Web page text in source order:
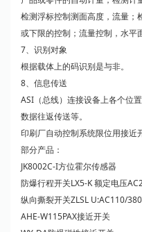
检测浮标控制测面高度，流量；
或下限的控制；流量控制，水平
7、识别对象
根据载体上的码识别是与非。
8、信息传送
ASI（总线）连接设备上各个位
数据往返传送等。
印刷厂自动控制系统限位用接近
部分产品：
JK8002C-I方位霍尔传感器
防爆行程开关LX5-K 额定电压
纵向撕裂开关ZLSL U:AC110/
AHE-W115PAX接近开关